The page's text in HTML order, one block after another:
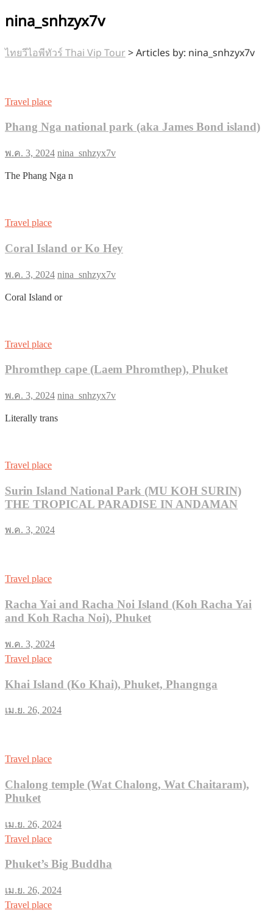
nina_snhzyx7v
ไทยวีไอพีทัวร์ Thai Vip Tour >Articles by: nina_snhzyx7v
Travel place
Phang Nga national park (aka James Bond island)
พ.ค. 3, 2024 nina_snhzyx7v
The Phang Nga n
Travel place
Coral Island or Ko Hey
พ.ค. 3, 2024 nina_snhzyx7v
Coral Island or
Travel place
Phromthep cape (Laem Phromthep), Phuket
พ.ค. 3, 2024 nina_snhzyx7v
Literally trans
Travel place
Surin Island National Park (MU KOH SURIN)
THE TROPICAL PARADISE IN ANDAMAN
พ.ค. 3, 2024
Travel place
Racha Yai and Racha Noi Island (Koh Racha Yai
and Koh Racha Noi), Phuket
พ.ค. 3, 2024
Travel place
Khai Island (Ko Khai), Phuket, Phangnga
เม.ย. 26, 2024
Travel place
Chalong temple (Wat Chalong, Wat Chaitaram),
Phuket
เม.ย. 26, 2024
Travel place
Phuket’s Big Buddha
เม.ย. 26, 2024
Travel place